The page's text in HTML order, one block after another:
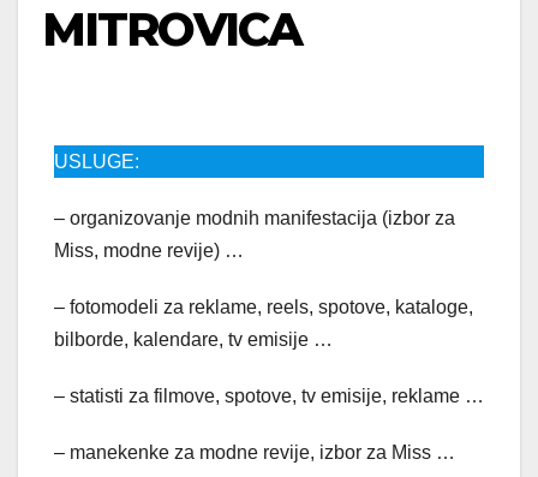
MITROVICA
USLUGE:
– organizovanje modnih manifestacija (izbor za
Miss, modne revije) …
– fotomodeli za reklame, reels, spotove, kataloge,
bilborde, kalendare, tv emisije …
– statisti za filmove, spotove, tv emisije, reklame …
– manekenke za modne revije, izbor za Miss …